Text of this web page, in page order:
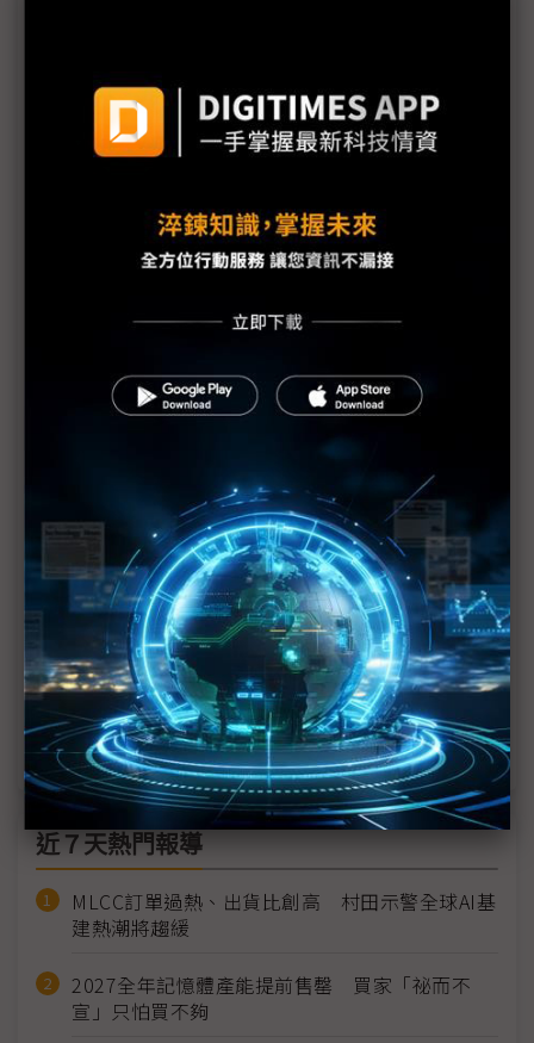
京東方前董座預言7.5代以下產線關廠潮 雙虎：不會
面板轉骨進行式 群創「賣廠補血」半導體封裝注活
揚：弱水三千只取一瓢
評析：面板關廠背後的半導體轉骨大計
「唯一美系大客戶」感滿意 群創FOPLP重點不在出
貨、不排除再關廠
中國偏光板購併塵埃落定2026幾無擴產 價格趨穩釋
出台廠喘息空間
顯示面板產值看增卻「質變」 高世代OLED兵臨城
下LCD產業風險擴大
近７天熱門報導
MLCC訂單過熱、出貨比創高 村田示警全球AI基
建熱潮將趨緩
2027全年記憶體產能提前售罄 買家「祕而不
宣」只怕買不夠